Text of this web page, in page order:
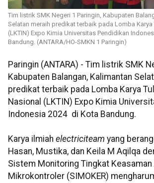
Tim listrik SMK Negeri 1 Paringin, Kabupaten
Selatan meraih predikat terbaik pada Lomba Karya
(LKTIN) Expo Kimia Universitas Pendidikan
Bandung. (ANTARA/HO-SMKN 1 Paringin)
Paringin (ANTARA) - Tim listrik SMK
Kabupaten Balangan, Kalimantan
predikat terbaik pada Lomba Karya
Nasional (LKTIN) Expo Kimia
Indonesia 2024 di Kota Bandung.
Karya ilmiah electriciteam yang
Hasan, Mustika, dan Keila M Aqilqa
Sistem Monitoring Tingkat
Mikrokontroler (SIMOKER)